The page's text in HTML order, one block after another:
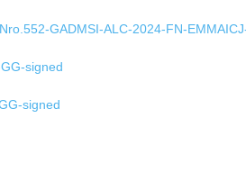
GADMSI-ALC-2024-FN-
signed
signed